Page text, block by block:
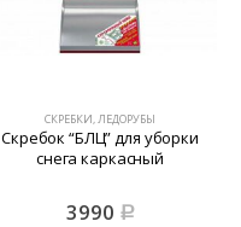
СКРЕБКИ, ЛЕДОРУБЫ
Скребок “БЛЦ” для уборки
снега каркасный
3990 Р